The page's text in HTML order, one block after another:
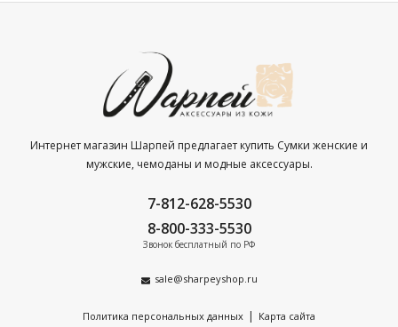
Интернет магазин Шарпей предлагает купить Сумки женские и
мужские, чемоданы и модные аксессуары.
7-812-628-5530
8-800-333-5530
Звонок бесплатный по РФ
sale@sharpeyshop.ru
Политика персональных данных | Карта сайта